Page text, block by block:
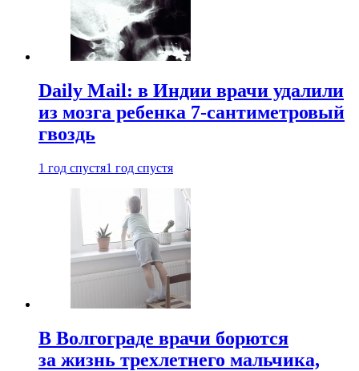
Daily Mail: в Индии врачи удалили
из мозга ребенка 7-сантиметровый
гвоздь
1 год спустя1 год спустя
В Волгограде врачи борются
за жизнь трехлетнего мальчика,